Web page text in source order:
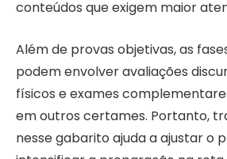
conteúdos que exigem maior
Além de provas objetivas, as
podem envolver avaliações
físicos e exames
em outros certames. Portanto,
nesse gabarito ajuda a ajustar o